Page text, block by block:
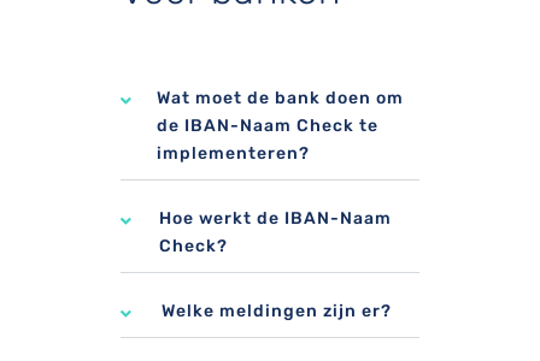
Wat moet de bank doen om
de IBAN-Naam Check te
implementeren?
Hoe werkt de IBAN-Naam
Check?
Welke meldingen zijn er?